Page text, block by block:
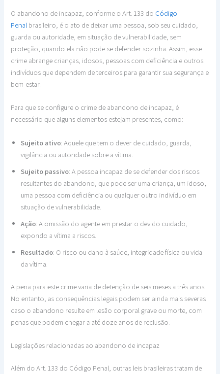
O abandono de incapaz, conforme o Art. 133 do Código
Penal brasileiro, é o ato de deixar uma pessoa, sob seu cuidado,
guarda ou autoridade, em situação de vulnerabilidade, sem
proteção, quando ela não pode se defender sozinha. Assim, esse
crime abrange crianças, idosos, pessoas com deficiência e outros
indivíduos que dependem de terceiros para garantir sua segurança e
bem-estar.
Para que se configure o crime de abandono de incapaz, é
necessário que alguns elementos estejam presentes, como:
Sujeito ativo: Aquele que tem o dever de cuidado, guarda,
vigilância ou autoridade sobre a vítima.
Sujeito passivo: A pessoa incapaz de se defender dos riscos
resultantes do abandono, que pode ser uma criança, um idoso,
uma pessoa com deficiência ou qualquer outro indivíduo em
situação de vulnerabilidade.
Ação: A omissão do agente em prestar o devido cuidado,
expondo a vítima a riscos.
Resultado: O risco ou dano à saúde, integridade física ou vida
da vítima.
A pena para este crime varia de detenção de seis meses a três anos.
No entanto, as consequências legais podem ser ainda mais severas
caso o abandono resulte em lesão corporal grave ou morte, com
penas que podem chegar a até doze anos de reclusão.
Legislações relacionadas ao abandono de incapaz
Além do Art. 133 do Código Penal, outras leis brasileiras tratam de